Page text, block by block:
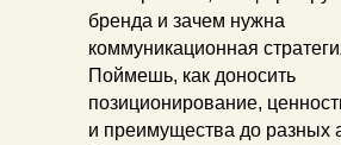
бренда и зачем нужна
коммуникационная
Поймешь, как доносить
позиционирование,
и преимущества до разных